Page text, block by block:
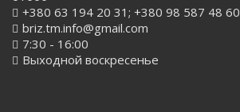
+380 63 194 20 31; +380 98 587 48 60
briz.tm.info@gmail.com
7:30 - 16:00
Выходной воскресенье